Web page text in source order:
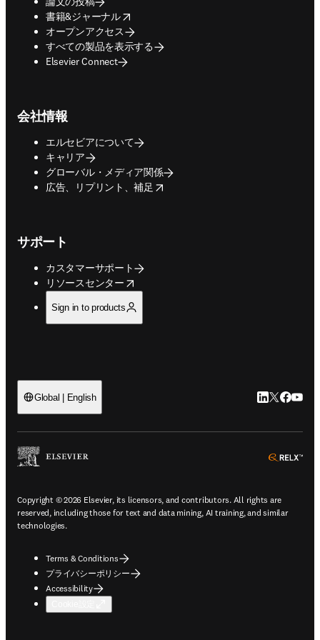
書籍&ジャーナル
opens in new tab/window
オープンアクセス
すべての製品を表示する
Elsevier Connect
会社情報
エルセビアについて
キャリア
グローバル・メディア関係
広告、リプリント、補足
opens in new tab/window
サポート
カスタマーサポート
リソースセンター
opens in new tab/window
Sign in to products
Global | English LinkedIn 新
Twitter 新
Copyright © 2026 Elsevier, its licensors, and contributors. All rights are
reserved, including those for text and data mining, AI training, and similar
technologies.
Terms & Conditions
プライバシーポリシー
Accessibility